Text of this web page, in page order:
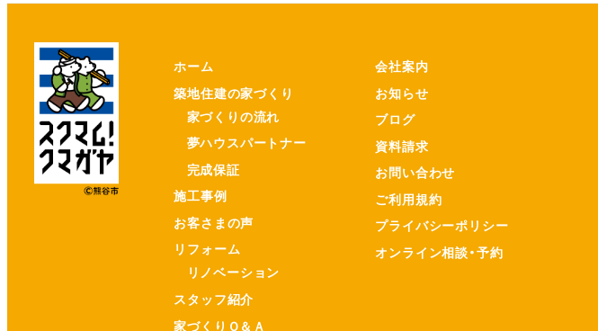
ホーム
築地住建の家づくり
家づくりの流れ
夢ハウスパートナー
完成保証
施工事例
お客さまの声
リフォーム
リノベーション
スタッフ紹介
家づくりＱ＆Ａ
会社案内
お知らせ
ブログ
資料請求
お問い合わせ
ご利用規約
プライバシーポリシー
オンライン相談・予約